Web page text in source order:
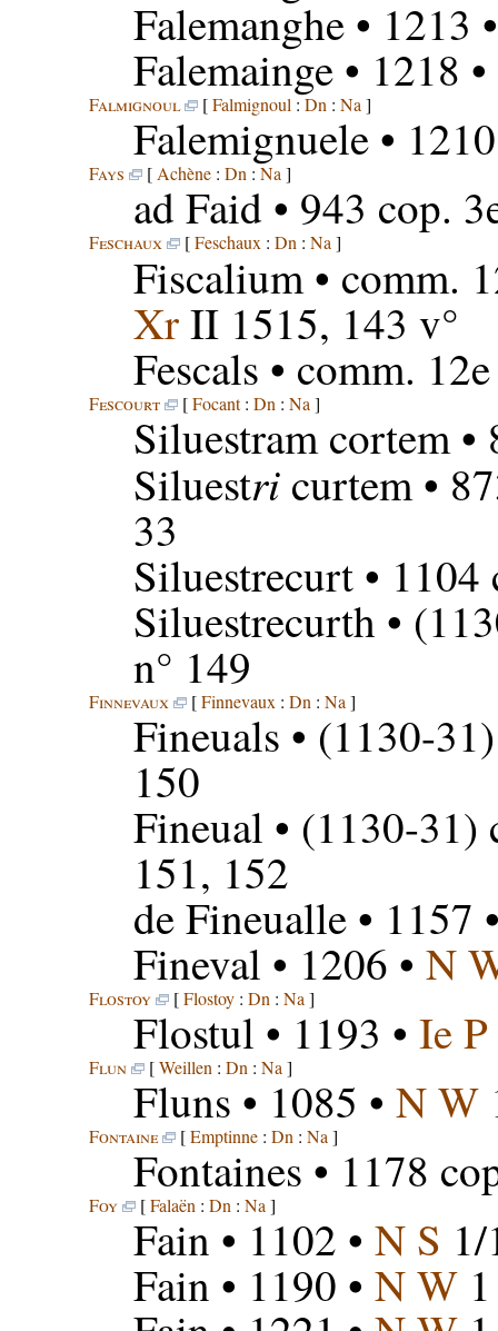
Falemanghe• 1213
Falemainge• 1218 •
Falmignoul [Falmignoul : Dn : Na ]
Falemignuele•
Fays [ Achène: Dn : Na ]
ad Faid• 943 cop.
Feschaux [Feschaux : Dn : Na ]
Fiscalium• comm.
XrII 1515, 143 v°
Fescals • comm.
Fescourt [Focant: Dn : Na ]
Siluestram cortem•
Siluestricurtem•
33
Siluestrecurt• 1104
Siluestrecurth •
n° 149
Finnevaux [Finnevaux : Dn : Na ]
Fineuals • (1130-
150
Fineual • (1130-31)
151, 152
de Fineualle• 1157
Fineval • 1206 • N
Flostoy [Flostoy: Dn : Na ]
Flostul • 1193 • Ie P
Flun [Weillen : Dn : Na ]
Fluns • 1085 • N W
Fontaine [Emptinne: Dn : Na ]
Fontaines • 1178
Foy [Falaën : Dn : Na ]
Fain • 1102 • N S
Fain • 1190 • N W1